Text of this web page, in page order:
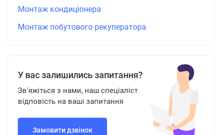
Монтаж кондиціонера
Монтаж побутового рекуператора
У вас залишились запитання?
Зв'яжіться з нами, наш спеціаліст
відповість на ваші запитання
Замовити дзвінок